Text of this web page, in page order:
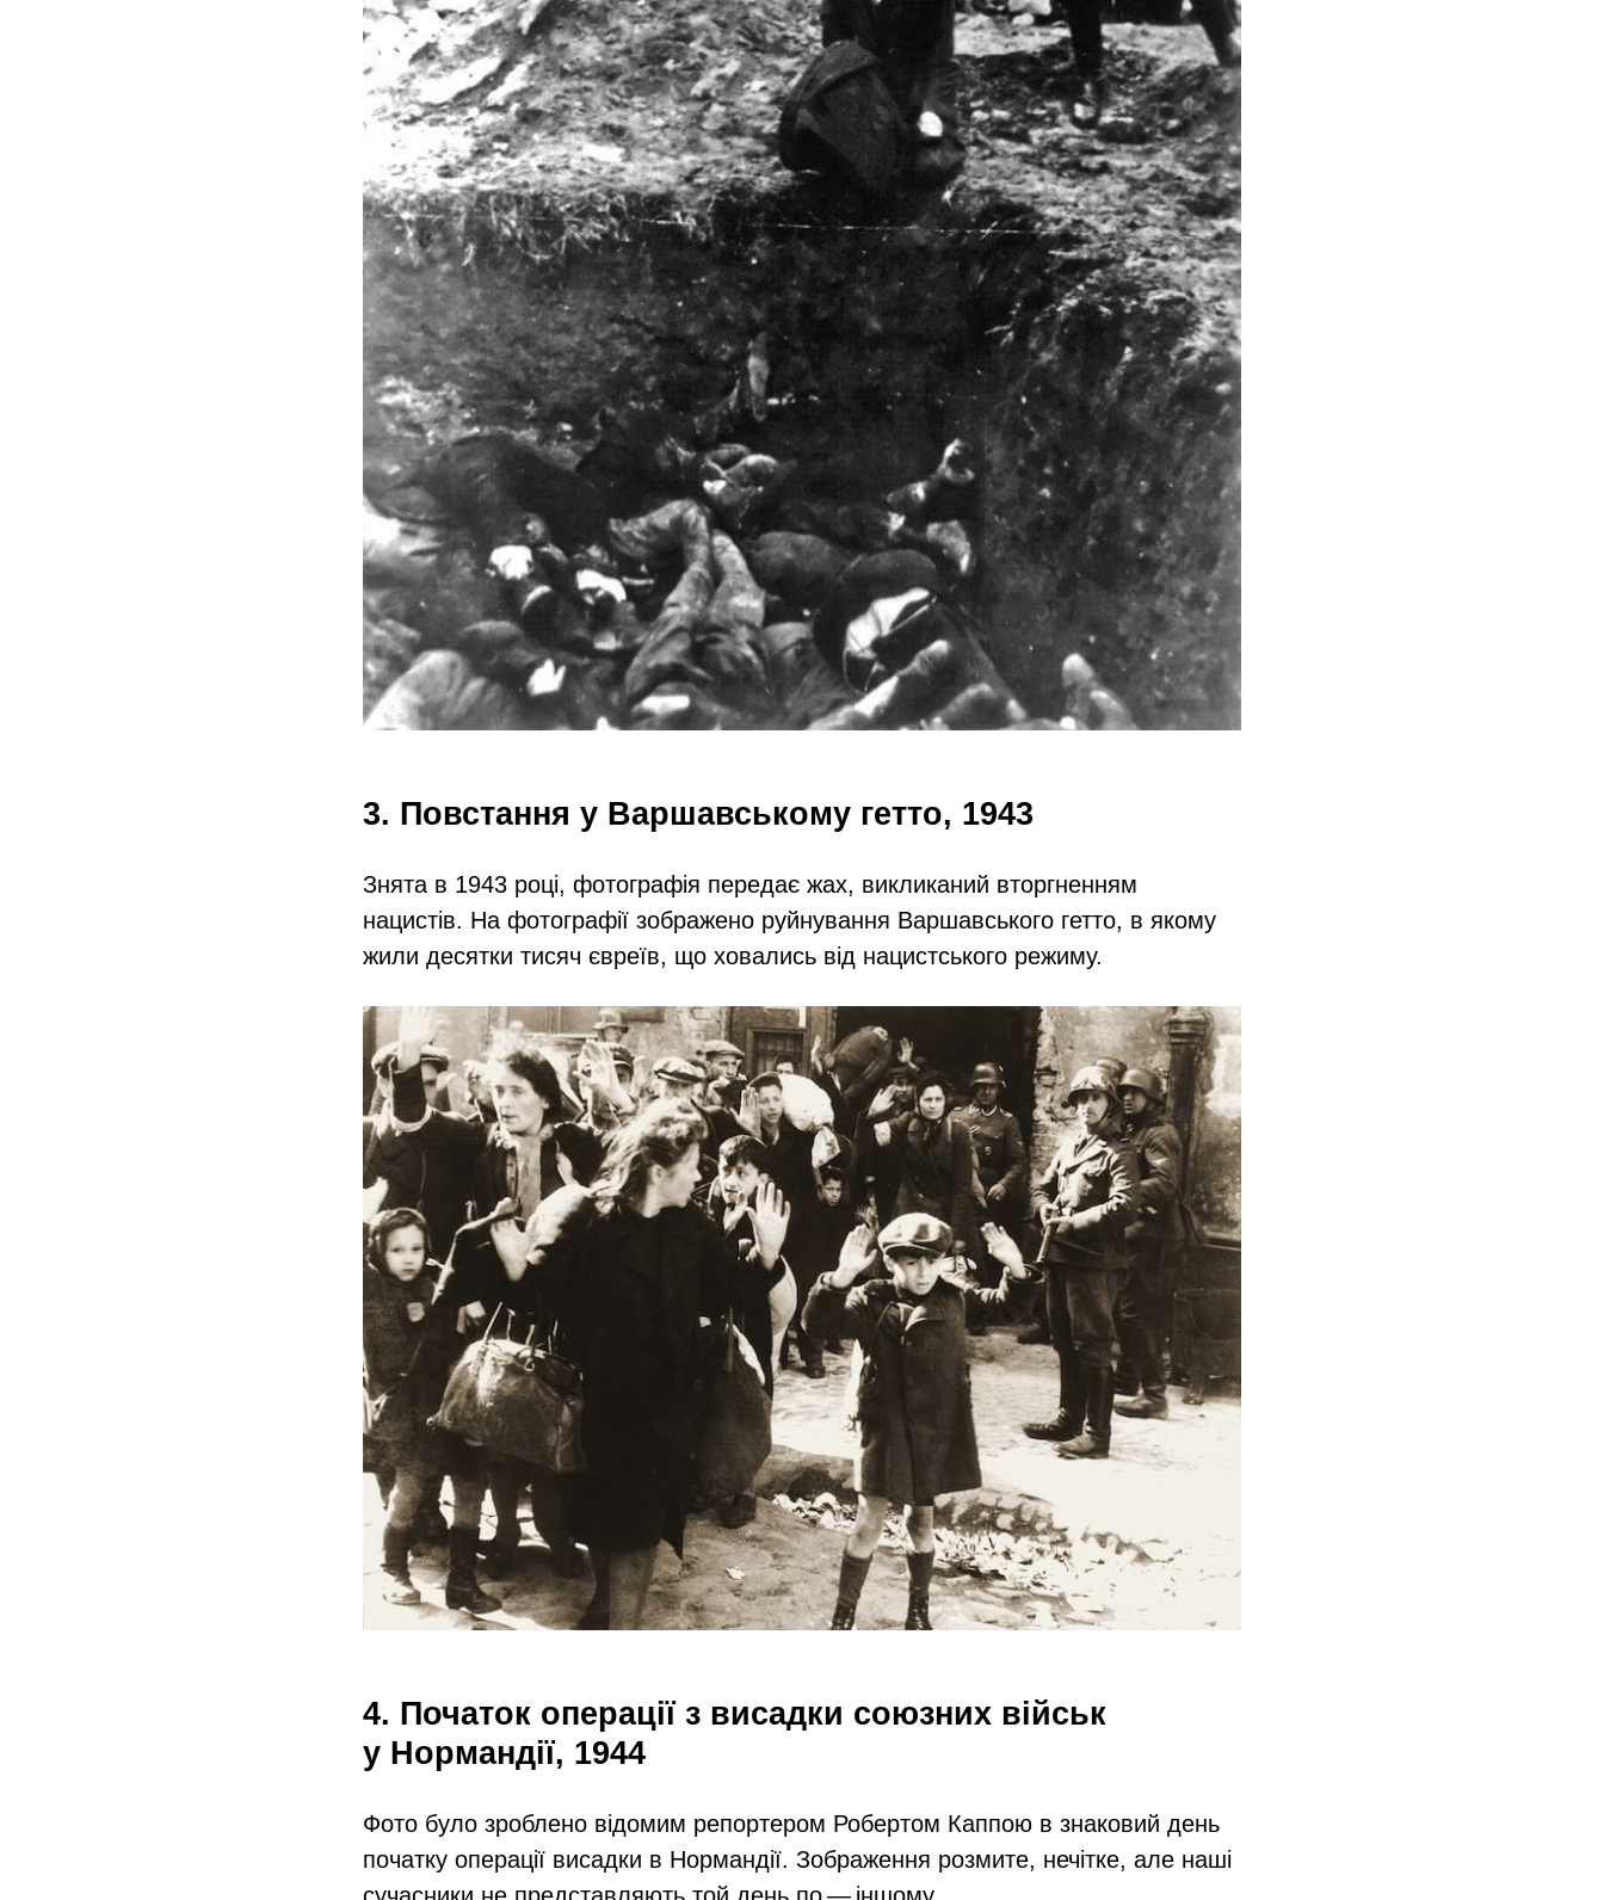
3. Повстання у Варшавському гетто, 1943
Знята в 1943 році, фотографія передає жах, викликаний вторгненням
нацистів. На фотографії зображено руйнування Варшавського гетто, в якому
жили десятки тисяч євреїв, що ховались від нацистського режиму.
4. Початок операції з висадки союзних військ
у Нормандії, 1944
Фото було зроблено відомим репортером Робертом Каппою в знаковий день
початку операції висадки в Нормандії. Зображення розмите, нечітке, але наші